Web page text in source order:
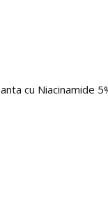
cu Niacinamide